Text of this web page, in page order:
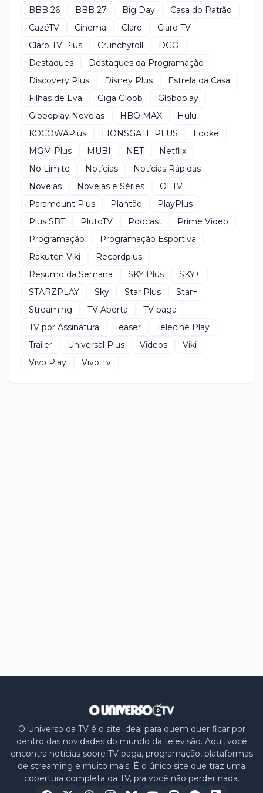
BBB 26
BBB 27 Big Day
Casa do Patrão
CazéTV
Cinema Claro
Claro TV
Claro TV Plus
Crunchyroll
DGO
Destaques
Destaques da Programação
Discovery Plus
Disney Plus
Estrela da Casa
Filhas de Eva
Giga Gloob
Globoplay
Globoplay Novelas
HBO MAX
Hulu
KOCOWAPlus
LIONSGATE PLUS
Looke
MGM Plus
MUBI NET
Netflix
No Limite
Notícias
Notícias Rápidas
Novelas
Novelas e Séries
OI TV
Paramount Plus
Plantão
PlayPlus
Plus SBT
PlutoTV Podcast
Prime Video
Programação
Programação Esportiva
Rakuten Viki
Recordplus
Resumo da Semana
SKY Plus
SKY+
STARZPLAY
Sky Star Plus
Star+
Streaming
TV Aberta
TV paga
TV por Assinatura
Teaser
Telecine Play
Trailer
Universal Plus Videos
Viki
Vivo Play
Vivo Tv
O Universo da TV é o site ideal para quem quer ficar por
dentro das novidades do mundo da televisão. Aqui, você
encontra notícias sobre TV paga, programação, plataformas
de streaming e muito mais. É o único site que traz uma
cobertura completa da TV, pra você não perder nada.